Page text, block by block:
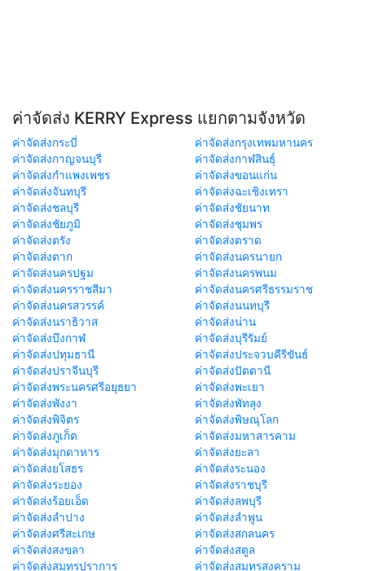
ค่าจัดส่ง KERRY Express แยกตามจังหวัด
ค่าจัดส่งกระบี่
ค่าจัดส่งกรุงเทพมหานคร
ค่าจัดส่งกาญจนบุรี
ค่าจัดส่งกาฬสินธุ์
ค่าจัดส่งกำแพงเพชร
ค่าจัดส่งขอนแก่น
ค่าจัดส่งจันทบุรี
ค่าจัดส่งฉะเชิงเทรา
ค่าจัดส่งชลบุรี
ค่าจัดส่งชัยนาท
ค่าจัดส่งชัยภูมิ
ค่าจัดส่งชุมพร
ค่าจัดส่งตรัง
ค่าจัดส่งตราด
ค่าจัดส่งตาก
ค่าจัดส่งนครนายก
ค่าจัดส่งนครปฐม
ค่าจัดส่งนครพนม
ค่าจัดส่งนครราชสีมา
ค่าจัดส่งนครศรีธรรมราช
ค่าจัดส่งนครสวรรค์
ค่าจัดส่งนนทบุรี
ค่าจัดส่งนราธิวาส
ค่าจัดส่งน่าน
ค่าจัดส่งบึงกาฬ
ค่าจัดส่งบุรีรัมย์
ค่าจัดส่งปทุมธานี
ค่าจัดส่งประจวบคีรีขันธ์
ค่าจัดส่งปราจีนบุรี
ค่าจัดส่งปัตตานี
ค่าจัดส่งพระนครศรีอยุธยา
ค่าจัดส่งพะเยา
ค่าจัดส่งพังงา
ค่าจัดส่งพัทลุง
ค่าจัดส่งพิจิตร
ค่าจัดส่งพิษณุโลก
ค่าจัดส่งภูเก็ต
ค่าจัดส่งมหาสารคาม
ค่าจัดส่งมุกดาหาร
ค่าจัดส่งยะลา
ค่าจัดส่งยโสธร
ค่าจัดส่งระนอง
ค่าจัดส่งระยอง
ค่าจัดส่งราชบุรี
ค่าจัดส่งร้อยเอ็ด
ค่าจัดส่งลพบุรี
ค่าจัดส่งลำปาง
ค่าจัดส่งลำพูน
ค่าจัดส่งศรีสะเกษ
ค่าจัดส่งสกลนคร
ค่าจัดส่งสงขลา
ค่าจัดส่งสตูล
ค่าจัดส่งสมุทรปราการ
ค่าจัดส่งสมุทรสงคราม